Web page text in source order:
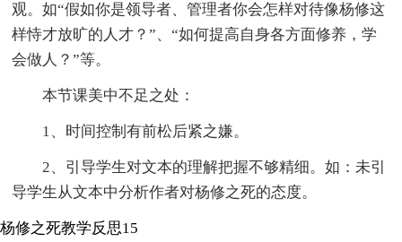
观。如“假如你是领导者、管理者你会怎样对待像杨修这
样恃才放旷的人才？”、“如何提高自身各方面修养，学
会做人？”等。
本节课美中不足之处：
1、时间控制有前松后紧之嫌。
2、引导学生对文本的理解把握不够精细。如：未引
导学生从文本中分析作者对杨修之死的态度。
杨修之死教学反思15